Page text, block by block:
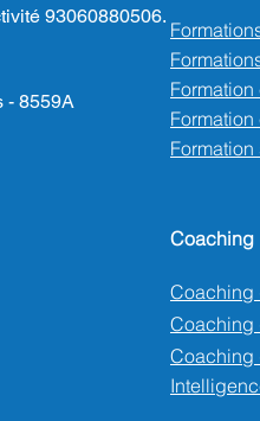
93060880506.
- 8559A
Coaching
Coaching
Coaching